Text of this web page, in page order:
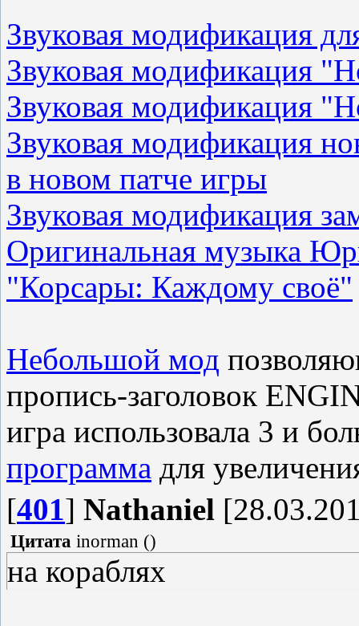
Звуковая модификация
Звуковая модификация
Звуковая модификация
Звуковая модификация
в новом патче игры
Звуковая модификация
Оригинальная музыка
"Корсары: Каждому своё"
Небольшой мод
пропись-заголовок
игра использовала 3 и
программа для
[401] Nathaniel
Цитата inorman ()
на кораблях